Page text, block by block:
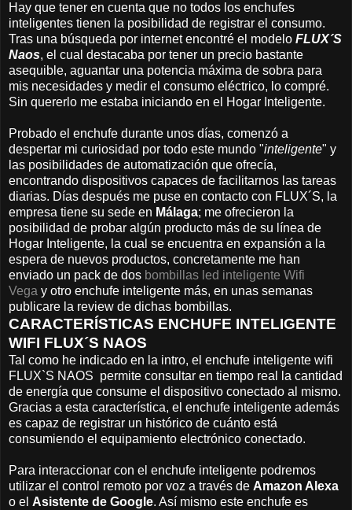
Hay que tener en cuenta que no todos los enchufes
inteligentes tienen la posibilidad de registrar el consumo.
Tras una búsqueda por internet encontré el modelo FLUX´S
Naos, el cual destacaba por tener un precio bastante
asequible, aguantar una potencia máxima de sobra para
mis necesidades y medir el consumo eléctrico, lo compré.
Sin quererlo me estaba iniciando en el Hogar Inteligente.
Probado el enchufe durante unos días, comenzó a
despertar mi curiosidad por todo este mundo "inteligente" y
las posibilidades de automatización que ofrecía,
encontrando dispositivos capaces de facilitarnos las tareas
diarias. Días después me puse en contacto con FLUX´S, la
empresa tiene su sede en Málaga; me ofrecieron la
posibilidad de probar algún producto más de su línea de
Hogar Inteligente, la cual se encuentra en expansión a la
espera de nuevos productos, concretamente me han
enviado un pack de dos bombillas led inteligente Wifi
Vega y otro enchufe inteligente más, en unas semanas
publicare la review de dichas bombillas.
CARACTERÍSTICAS ENCHUFE INTELIGENTE
WIFI FLUX´S NAOS
Tal como he indicado en la intro, el enchufe inteligente wifi
FLUX`S NAOS permite consultar en tiempo real la cantidad
de energía que consume el dispositivo conectado al mismo.
Gracias a esta característica, el enchufe inteligente además
es capaz de registrar un histórico de cuánto está
consumiendo el equipamiento electrónico conectado.
Para interaccionar con el enchufe inteligente podremos
utilizar el control remoto por voz a través de Amazon Alexa
o el Asistente de Google. Así mismo este enchufe es